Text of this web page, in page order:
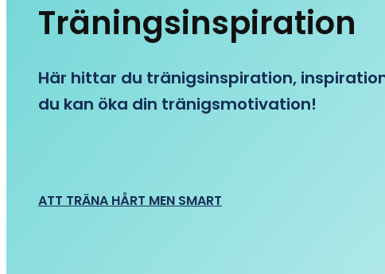
Träningsinspiration
Här hittar du tränigsinspiration,
du kan öka din tränigsmotivation!
ATT TRÄNA HÅRT MEN SMART